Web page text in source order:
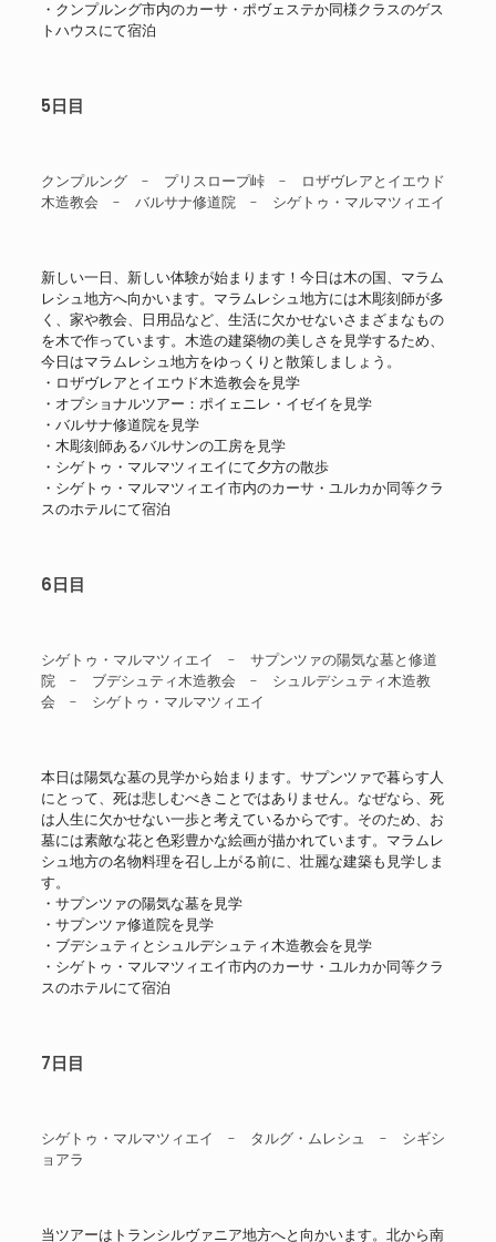
・クンプルング市内のカーサ・ポヴェステか同様クラスのゲス
トハウスにて宿泊
5日目
クンプルング - プリスロープ峠 - ロザヴレアとイエウド
木造教会 - バルサナ修道院 - シゲトゥ・マルマツィエイ
新しい一日、新しい体験が始まります！今日は木の国、マラム
レシュ地方へ向かいます。マラムレシュ地方には木彫刻師が多
く、家や教会、日用品など、生活に欠かせないさまざまなもの
を木で作っています。木造の建築物の美しさを見学するため、
今日はマラムレシュ地方をゆっくりと散策しましょう。
・ロザヴレアとイエウド木造教会を見学
・オプショナルツアー：ポイェニレ・イゼイを見学
・バルサナ修道院を見学
・木彫刻師あるバルサンの工房を見学
・シゲトゥ・マルマツィエイにて夕方の散歩
・シゲトゥ・マルマツィエイ市内のカーサ・ユルカか同等クラ
スのホテルにて宿泊
6日目
シゲトゥ・マルマツィエイ - サプンツァの陽気な墓と修道
院 - ブデシュティ木造教会 - シュルデシュティ木造教
会 - シゲトゥ・マルマツィエイ
本日は陽気な墓の見学から始まります。サプンツァで暮らす人
にとって、死は悲しむべきことではありません。なぜなら、死
は人生に欠かせない一歩と考えているからです。そのため、お
墓には素敵な花と色彩豊かな絵画が描かれています。マラムレ
シュ地方の名物料理を召し上がる前に、壮麗な建築も見学しま
す。
・サプンツァの陽気な墓を見学
・サプンツァ修道院を見学
・ブデシュティとシュルデシュティ木造教会を見学
・シゲトゥ・マルマツィエイ市内のカーサ・ユルカか同等クラ
スのホテルにて宿泊
7日目
シゲトゥ・マルマツィエイ - タルグ・ムレシュ - シギシ
ョアラ
当ツアーはトランシルヴァニア地方へと向かいます。北から南